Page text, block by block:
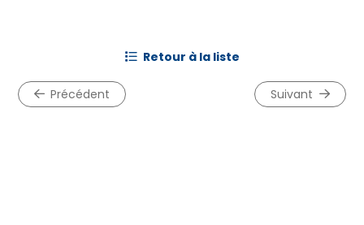
précédent
retour à la liste
suivant